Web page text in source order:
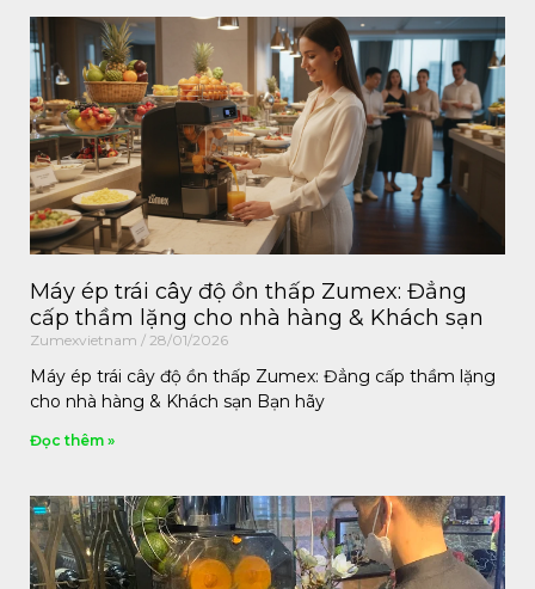
Máy ép trái cây độ ồn thấp Zumex: Đẳng
cấp thầm lặng cho nhà hàng & Khách sạn
Zumexvietnam 28/01/2026
Máy ép trái cây độ ồn thấp Zumex: Đẳng cấp thầm lặng
cho nhà hàng & Khách sạn Bạn hãy
Đọc thêm »